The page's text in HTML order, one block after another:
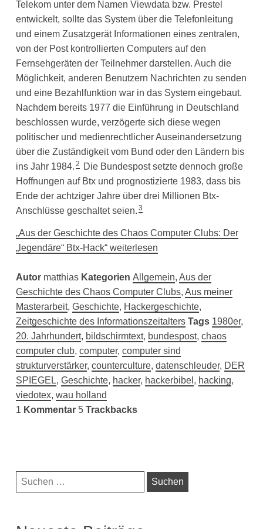
Telekom unter dem Namen Viewdata bzw. Prestel
entwickelt, sollte das System über die Telefonleitung
und einem Zusatzgerät Informationen eines zentralen,
von der Post kontrollierten Computers auf den
Fernsehgeräten der Teilnehmer darstellen. Auch die
Möglichkeit, anderen Benutzern Nachrichten zu senden
und eine Bezahlfunktion war in das System eingebaut.
Nachdem bereits 1977 die Einführung in Deutschland
beschlossen wurde, verzögerte sich diese wegen
politischer und medienrechtlicher Auseinandersetzung
über die Zuständigkeit vom Bund oder den Ländern bis
ins Jahr 1984. 2
Die Bundespost setzte dennoch große
Hoffnungen auf Btx und prognostizierte 1983, dass bis
Ende der achtziger Jahre über drei Millionen Btx-
Anschlüsse geschaltet seien. 3
„Aus der Geschichte des Chaos Computer Clubs: Der
„legendäre“ Btx-Hack“ weiterlesen
Autor matthias Kategorien Allgemein, Aus der
Geschichte des Chaos Computer Clubs, Aus meiner
Masterarbeit, Geschichte, Hackergeschichte,
Zeitgeschichte des Informationszeitalters Tags 1980er,
20. Jahrhundert, bildschirmtext, bundespost, chaos
computer club, computer, computer sind
strukturverstärker, counterculture, datenschleuder, DER
SPIEGEL, Geschichte, hacker, hackerbibel , hacking,
viedotex, wau holland
1Kommentar 5Trackbacks
Navigationsleiste
Suchen
nach: